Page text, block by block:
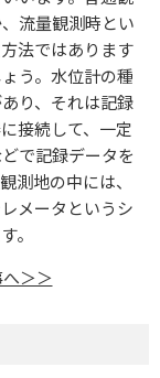
流量観測時とい
法ではあります
う。水位計の種
り、それは記録
接続して、一定
で記録データを
測地の中には、
メータというシ
。
＞＞